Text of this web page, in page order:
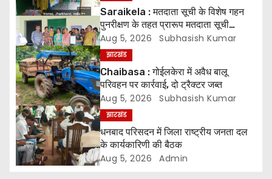
v
i
g
a
t
i
o
Saraikela : मतदाता सूची के विशेष गहन
पुनरीक्षण के तहत प्रारूप मतदाता सूची
प्रकाशित* *05 अगस्त से 04 सितंबर तक
दावे एवं आपत्तियां होंगी स्वीकार, 07 अक्टूबर
को जारी होगी अंतिम मतदाता सूची
Aug 5, 2026 Subhasish Kumar
झारखंड
Chaibasa : गोईलकेरा में अवैध बालू
परिवहन पर कार्रवाई, दो ट्रैक्टर जब्त
Aug 5, 2026 Subhasish Kumar
झारखंड
धनबाद परिसदन में जिला राष्ट्रीय जनता दल
के कार्यकारिणी की बैठक
Aug 5, 2026 Admin